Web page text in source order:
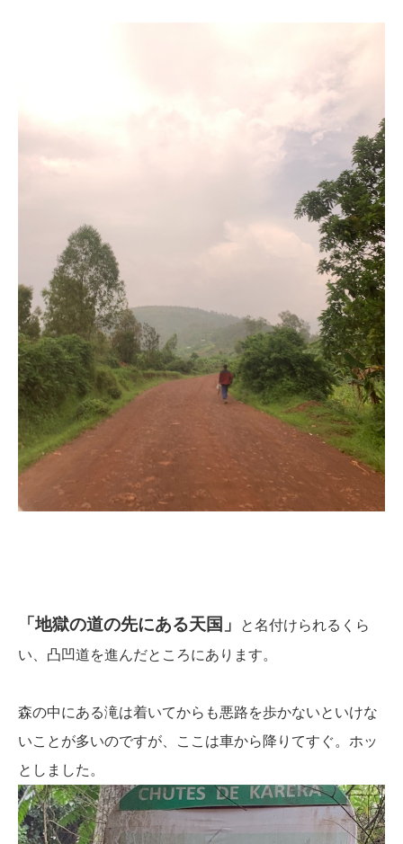
「地獄の道の先にある天国」
と名付けられるくら
い、凸凹道を進んだところにあります。
森の中にある滝は着いてからも悪路を歩かないといけな
いことが多いのですが、ここは車から降りてすぐ。ホッ
としました。